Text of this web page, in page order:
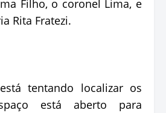
Filho, o coronel Lima, e
Rita Fratezi.
tentando localizar os
está aberto para